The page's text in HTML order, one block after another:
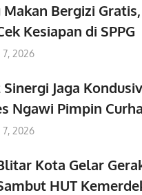
Makan Bergizi
Kesiapan di SPPG
2026
Sinergi Jaga
Ngawi Pimpin
2026
Kota Gelar
HUT